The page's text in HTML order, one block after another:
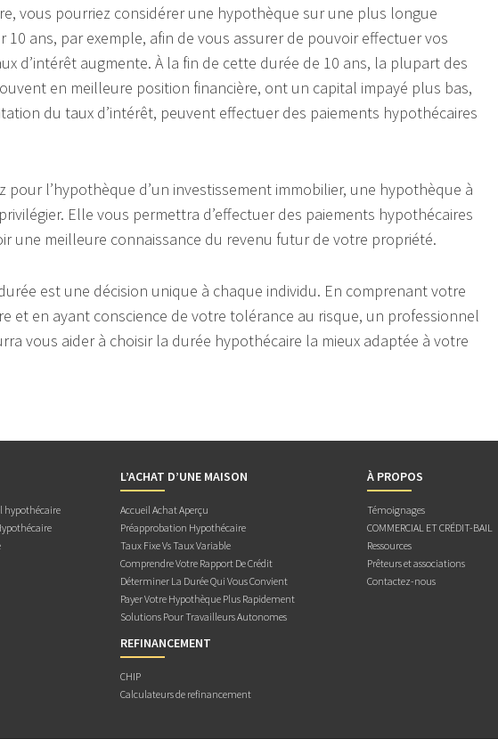
vous pourriez considérer une hypothèque sur une plus longue
10 ans, par exemple, afin de vous assurer de pouvoir effectuer vos
d’intérêt augmente. À la fin de cette durée de 10 ans, la plupart des
en meilleure position financière, ont un capital impayé plus bas,
du taux d’intérêt, peuvent effectuer des paiements hypothécaires
pour l’hypothèque d’un investissement immobilier, une hypothèque à
Elle vous permettra d’effectuer des paiements hypothécaires
une meilleure connaissance du revenu futur de votre propriété.
est une décision unique à chaque individu. En comprenant votre
et en ayant conscience de votre tolérance au risque, un professionnel
vous aider à choisir la durée hypothécaire la mieux adaptée à votre
hypothécaire
L’ACHAT D’UNE MAISON
Accueil Achat Aperçu
Préapprobation Hypothécaire
Taux Fixe Vs Taux Variable
Comprendre Votre Rapport De Crédit
Déterminer La Durée Qui Vous Convient
Payer Votre Hypothèque Plus Rapidement
Solutions Pour Travailleurs Autonomes
REFINANCEMENT
CHIP
Calculateurs de refinancement
À PROPOS
Témoignages
COMMERCIAL ET CRÉDIT-BAIL
Ressources
Prêteurs et associations
Contactez-nous